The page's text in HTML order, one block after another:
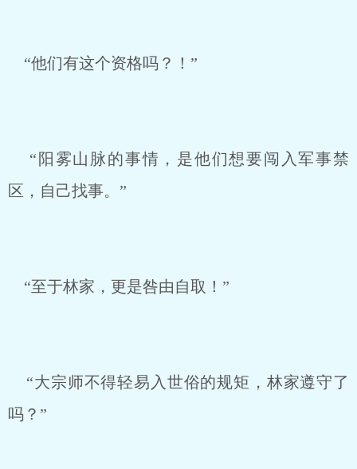
“他们有这个资格吗？！”
“阳雾山脉的事情，是他们想要闯入军事禁
区，自己找事。”
“至于林家，更是咎由自取！”
“大宗师不得轻易入世俗的规矩，林家遵守了
吗？”